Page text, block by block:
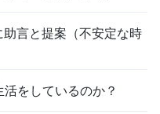
言と提案（不安定な時
をしているのか？